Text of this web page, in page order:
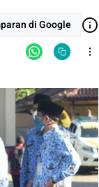
di Google